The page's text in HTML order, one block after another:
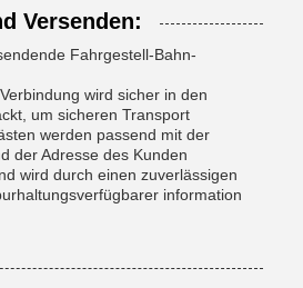
Versenden:
Fahrgestell-Bahn-
wird sicher in den
um sicheren Transport
werden passend mit der
der Adresse des Kunden
wird durch einen zuverlässigen
information